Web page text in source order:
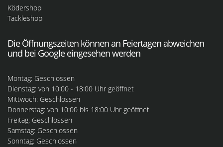
Ködershop
Tackleshop
Die Öffnungszeiten können an Feiertagen abweichen
und bei Google eingesehen werden
Montag: Geschlossen
Dienstag: von 10:00 - 18:00 Uhr geöffnet
Mittwoch: Geschlossen
Donnerstag: von 10:00 bis 18:00 Uhr geöffnet
Freitag: Geschlossen
Samstag: Geschlossen
Sonntag: Geschlossen